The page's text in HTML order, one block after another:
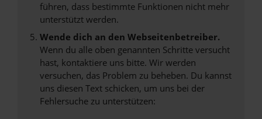
führen, dass bestimmte Funktionen nicht mehr
unterstützt werden.
Wende dich an den Webseitenbetreiber.
Wenn du alle oben genannten Schritte versucht
hast, kontaktiere uns bitte. Wir werden
versuchen, das Problem zu beheben. Du kannst
uns diesen Text schicken, um uns bei der
Fehlersuche zu unterstützen: